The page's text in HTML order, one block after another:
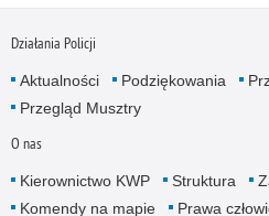
Działania Policji
Aktualności Podziękowania
Przegląd Musztry
O nas
Kierownictwo KWP Struktura
Komendy na mapie
Prawa